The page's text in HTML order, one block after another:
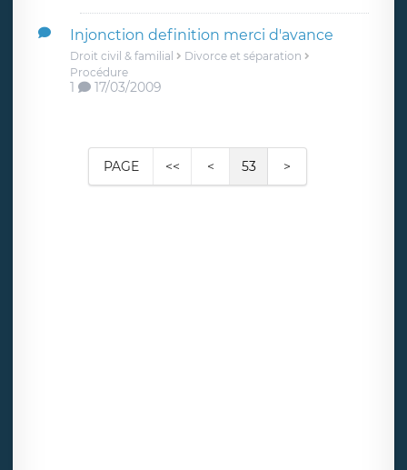
Injonction definition merci d'avance
Droit civil & familial
Divorce et séparation
Procédure
1 17/03/2009
PAGE << < 53 >